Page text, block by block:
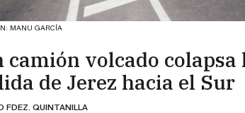
MANU GARCÍA
camión volcado
de Jerez hacia el Sur
FDEZ. QUINTANILLA